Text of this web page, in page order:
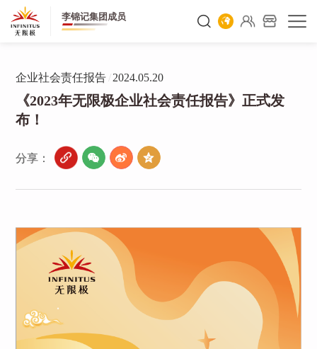
李锦记集团成员
企业社会责任报告 /2024.05.20
《2023年无限极企业社会责任报告》正式发
布！
分享：